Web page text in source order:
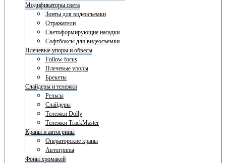
Модификаторы света
Зонты для видеосъемки
Отражатели
Светоформирующие насадки
Софтбоксы для видеосъемки
Плечевые упоры и обвесы
Follow focus
Плечевые упоры
Брекеты
Слайдеры и тележки
Рельсы
Слайдеры
Тележки Dolly
Тележки TrackMaster
Краны и автогрипы
Операторские краны
Автогрипы
Фоны хромакей